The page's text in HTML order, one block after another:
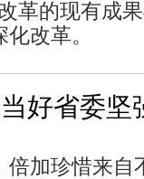
的现有成果
改革。
好省委坚
加珍惜来自